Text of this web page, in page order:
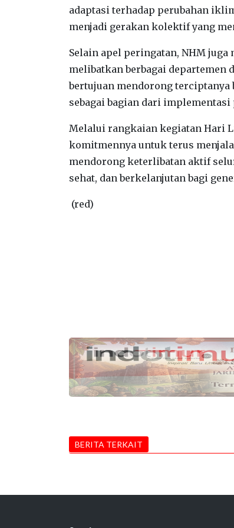
adaptasi terhadap perubahan
menjadi gerakan kolektif yang
‎Selain apel peringatan, NHM juga
melibatkan berbagai departemen
bertujuan mendorong terciptanya
sebagai bagian dari
‎Melalui rangkaian kegiatan Hari
komitmennya untuk terus
mendorong keterlibatan aktif
sehat, dan berkelanjutan bagi
(red)
BERITA TERKAIT